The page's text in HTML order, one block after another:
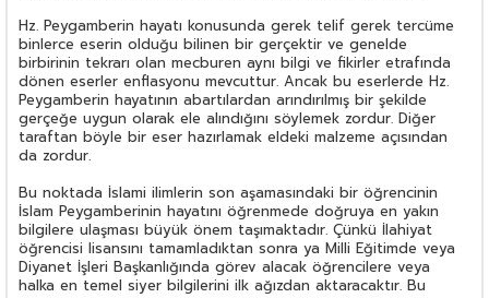
Hz. Peygamberin hayatı konusunda gerek telif gerek tercüme
binlerce eserin olduğu bilinen bir gerçektir ve genelde
birbirinin tekrarı olan mecburen aynı bilgi ve fikirler etrafında
dönen eserler enflasyonu mevcuttur. Ancak bu eserlerde Hz.
Peygamberin hayatının abartılardan arındırılmış bir şekilde
gerçeğe uygun olarak ele alındığını söylemek zordur. Diğer
taraftan böyle bir eser hazırlamak eldeki malzeme açısından
da zordur.
Bu noktada İslami ilimlerin son aşamasındaki bir öğrencinin
İslam Peygamberinin hayatını öğrenmede doğruya en yakın
bilgilere ulaşması büyük önem taşımaktadır. Çünkü İlahiyat
öğrencisi lisansını tamamladıktan sonra ya Milli Eğitimde veya
Diyanet İşleri Başkanlığında görev alacak öğrencilere veya
halka en temel siyer bilgilerini ilk ağızdan aktaracaktır. Bu